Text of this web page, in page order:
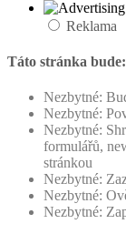
Reklama
Táto stránka bude:
Nezbytné:
Nezbytné:
Nezbytné:
formulářů,
stránkou
Nezbytné:
Nezbytné:
Nezbytné: